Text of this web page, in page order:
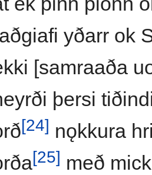
yðarr ok
[samraaða
þersi
[24] nǫkkura
[25] með